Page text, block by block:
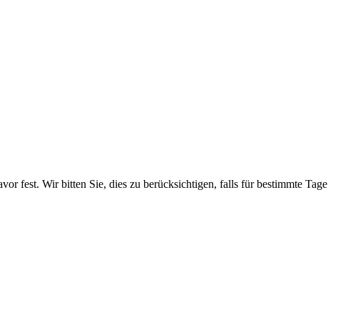
fest. Wir bitten Sie, dies zu berücksichtigen, falls für bestimmte Tage